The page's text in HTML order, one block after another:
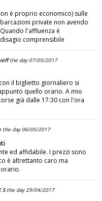
è proprio economico) sulle
private non avendo
l'affluenza è
comprensibile
the day 07/05/2017
il biglietto giornaliero si
quello orario. A mio
già dalle 17:30 con l'ora
the day 06/05/2017
ed affidabile. I prezzi sono
è altrettanto caro ma
Sthe day 29/04/2017